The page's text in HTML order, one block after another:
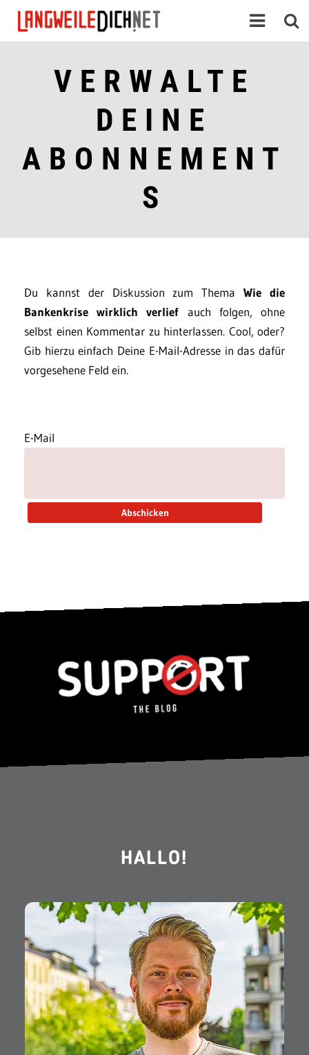
VERWALTE
DEINE
ABONNEMENT
S
Du kannst der Diskussion zum ThemaWie die
Bankenkrise wirklich verlief auch folgen, ohne
selbst einen Kommentar zu hinterlassen. Cool, oder?
Gib hierzu einfach Deine E-Mail-Adresse in das dafür
vorgesehene Feld ein.
E-Mail
HALLO!